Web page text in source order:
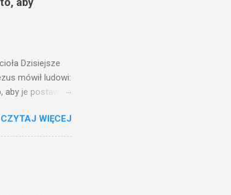
Dzisiejsze
mówił ludowi:
je postawić
mierzycie,
go i tego, co
się światło,
Nie ma
CZYTAJ WIĘCEJ